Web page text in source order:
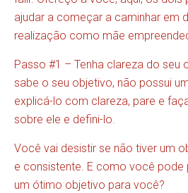
ajudar a começar a caminhar em
realização como mãe
Passo #1 – Tenha clareza do seu
sabe o seu objetivo, não possui
explicá-lo com clareza, pare e
sobre ele e defini-lo.
Você vai desistir se não tiver um
e consistente. E como você pode
um ótimo objetivo para você?